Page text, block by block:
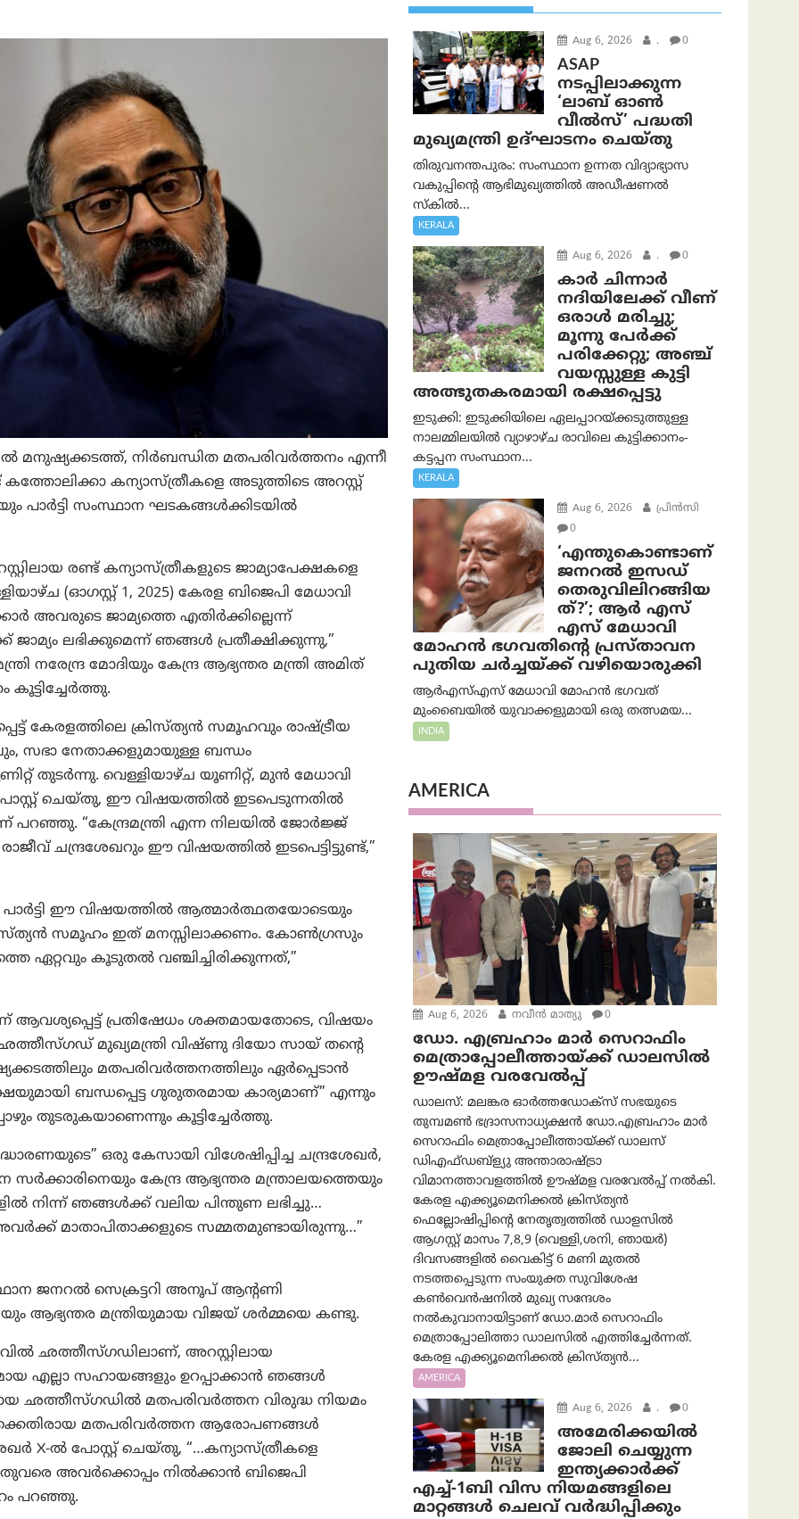
മനുഷ്യക്കടത്ത്, നിർബന്ധിത മതപരിവർത്തനം എന്നീ
കന്യാസ്ത്രീകളെ അടുത്തിടെ അറസ്റ്റ്
സംസ്ഥാന ഘടകങ്ങൾക്കിടയിൽ
രണ്ട് കന്യാസ്ത്രീകളുടെ ജാമ്യാപേക്ഷകളെ
(ഓഗസ്റ്റ് 1, 2025) കേരള ബിജെപി മേധാവി
അവരുടെ ജാമ്യത്തെ എതിർക്കില്ലെന്ന്
ലഭിക്കുമെന്ന് ഞങ്ങൾ പ്രതീക്ഷിക്കുന്നു,”
നരേന്ദ്ര മോദിയും കേന്ദ്ര ആഭ്യന്തര മന്ത്രി അമിത്
കൂട്ടിച്ചേർത്തു.
കേരളത്തിലെ ക്രിസ്ത്യൻ സമൂഹവും രാഷ്ട്രീയ
സഭാ നേതാക്കളുമായുള്ള ബന്ധം
തുടർന്നു. വെള്ളിയാഴ്ച യൂണിറ്റ്, മുൻ മേധാവി
ചെയ്തു, ഈ വിഷയത്തിൽ ഇടപെടുന്നതിൽ
“കേന്ദ്രമന്ത്രി എന്ന നിലയിൽ ജോർജ്ജ്
ചന്ദ്രശേഖറും ഈ വിഷയത്തിൽ ഇടപെട്ടിട്ടുണ്ട്,”
പാർട്ടി ഈ വിഷയത്തിൽ ആത്മാർത്ഥതയോടെയും
സമൂഹം ഇത് മനസ്സിലാക്കണം. കോൺഗ്രസും
ഏറ്റവും കൂടുതൽ വഞ്ചിച്ചിരിക്കുന്നത്,”
ആവശ്യപ്പെട്ട് പ്രതിഷേധം ശക്തമായതോടെ, വിഷയം
മുഖ്യമന്ത്രി വിഷ്ണു ദിയോ സായ് തന്റെ
മതപരിവർത്തനത്തിലും ഏർപ്പെടാൻ
ബന്ധപ്പെട്ട ഗുരുതരമായ കാര്യമാണ്” എന്നും
തുടരുകയാണെന്നും കൂട്ടിച്ചേർത്തു.
ഒരു കേസായി വിശേഷിപ്പിച്ച ചന്ദ്രശേഖർ,
കേന്ദ്ര ആഭ്യന്തര മന്ത്രാലയത്തെയും
നിന്ന് ഞങ്ങൾക്ക് വലിയ പിന്തുണ ലഭിച്ചു…
മാതാപിതാക്കളുടെ സമ്മതമുണ്ടായിരുന്നു…”
ജനറൽ സെക്രട്ടറി അനൂപ് ആന്റണി
ആഭ്യന്തര മന്ത്രിയുമായ വിജയ് ശർമ്മയെ കണ്ടു.
ഛത്തീസ്ഗഡിലാണ്, അറസ്റ്റിലായ
എല്ലാ സഹായങ്ങളും ഉറപ്പാക്കാൻ ഞങ്ങൾ
ഛത്തീസ്ഗഡിൽ മതപരിവർത്തന വിരുദ്ധ നിയമം
മതപരിവർത്തന ആരോപണങ്ങൾ
X-ൽ പോസ്റ്റ് ചെയ്തു, “…കന്യാസ്ത്രീകളെ
അവർക്കൊപ്പം നിൽക്കാൻ ബിജെപി
പറഞ്ഞു.
Aug 6, 2026 . 0
ASAP
നടപ്പിലാക്കുന്ന
‘ലാബ് ഓൺ
വീൽസ്’ പദ്ധതി
മുഖ്യമന്ത്രി ഉദ്ഘാടനം ചെയ്തു
തിരുവനന്തപുരം: സംസ്ഥാന ഉന്നത വിദ്യാഭ്യാസ
വകുപ്പിന്റെ ആഭിമുഖ്യത്തിൽ അഡീഷണൽ
സ്കിൽ...
KERALA
Aug 6, 2026 . 0
കാര്‍ ചിന്നാര്‍
നദിയിലേക്ക് വീണ്
ഒരാള്‍ മരിച്ചു;
മൂന്നു പേര്‍ക്ക്
പരിക്കേറ്റു; അഞ്ച്
വയസ്സുള്ള കുട്ടി
അത്ഭുതകരമായി രക്ഷപ്പെട്ടു
ഇടുക്കി: ഇടുക്കിയിലെ ഏലപ്പാറയ്ക്കടുത്തുള്ള
നാലമ്മിലയിൽ വ്യാഴാഴ്ച രാവിലെ കുട്ടിക്കാനം-
കട്ടപ്പന സംസ്ഥാന...
KERALA
Aug 6, 2026
പ്രിന്‍സി
0
‘എന്തുകൊണ്ടാണ്
ജനറൽ ഇസഡ്
തെരുവിലിറങ്ങിയ
ത്?’; ആര്‍ എസ്
എസ് മേധാവി
മോഹൻ ഭഗവതിന്റെ പ്രസ്താവന
പുതിയ ചര്‍ച്ചയ്ക്ക് വഴിയൊരുക്കി
ആർ‌എസ്‌എസ് മേധാവി മോഹൻ ഭഗവത്
മുംബൈയിൽ യുവാക്കളുമായി ഒരു തത്സമയ...
INDIA
AMERICA
Aug 6, 2026 നവീൻ മാത്യു 0
ഡോ. എബ്രഹാം മാർ സെറാഫിം
മെത്രാപ്പോലീത്തായ്ക്ക് ഡാലസിൽ
ഊഷ്മള വരവേൽപ്പ്
ഡാലസ്: മലങ്കര ഓർത്തഡോക്സ് സഭയുടെ
തുമ്പമൺ ഭദ്രാസനാധ്യക്ഷൻ ഡോ.എബ്രഹാം മാർ
സെറാഫിം മെത്രാപ്പോലീത്തായ്ക്ക് ഡാലസ്
ഡിഎഫ്ഡബ്ള്യു അന്താരാഷ്ട്രാ
വിമാനത്താവളത്തിൽ ഊഷ്മള വരവേൽപ്പ് നൽകി.
കേരള എക്ക്യൂമെനിക്കൽ ക്രിസ്ത്യൻ
ഫെല്ലോഷിപ്പിന്റെ നേതൃത്വത്തിൽ ഡാളസിൽ
ആഗസ്റ്റ് മാസം 7,8,9 (വെള്ളി,ശനി, ഞായർ)
ദിവസങ്ങളിൽ വൈകിട്ട് 6 മണി മുതൽ
നടത്തപ്പെടുന്ന സംയുക്ത സുവിശേഷ
കൺവെൻഷനിൽ മുഖ്യ സന്ദേശം
നൽകുവാനായിട്ടാണ് ഡോ.മാർ സെറാഫിം
മെത്രാപ്പോലിത്താ ഡാലസിൽ എത്തിച്ചേർന്നത്.
കേരള എക്ക്യൂമെനിക്കൽ ക്രിസ്ത്യൻ...
AMERICA
Aug 6, 2026 . 0
അമേരിക്കയില്‍
ജോലി ചെയ്യുന്ന
ഇന്ത്യക്കാർക്ക്
എച്ച്-1ബി വിസ നിയമങ്ങളിലെ
മാറ്റങ്ങൾ ചെലവ് വർദ്ധിപ്പിക്കും